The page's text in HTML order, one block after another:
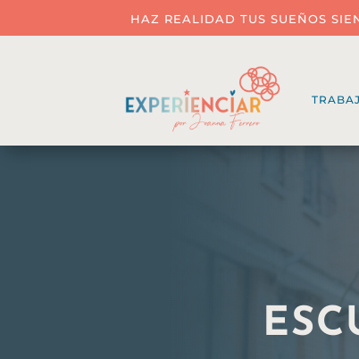
HAZ REALIDAD TUS SUEÑOS